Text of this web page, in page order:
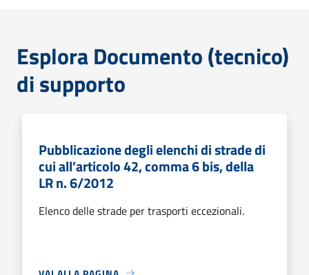
Esplora Documento (tecnico)
di supporto
Pubblicazione degli elenchi di strade di
cui all’articolo 42, comma 6 bis, della
LR n. 6/2012
Elenco delle strade per trasporti eccezionali.